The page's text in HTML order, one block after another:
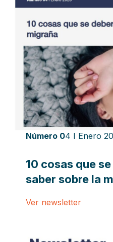
Número 04 I Enero
10 cosas que
saber sobre la
Ver newsletter